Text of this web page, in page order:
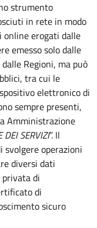
strumento
in rete in modo
online erogati dalle
emesso solo dalle
Regioni, ma può
tra cui le
elettronico di
sempre presenti,
Amministrazione
DEI SERVIZI”. Il
svolgere operazioni
diversi dati
di
di
sicuro